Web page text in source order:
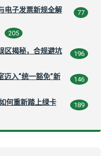
电子发票新规全解
77
205
区揭秘，合规避坑
196
迈入“统一豁免”新
146
何重新踏上绿卡
189